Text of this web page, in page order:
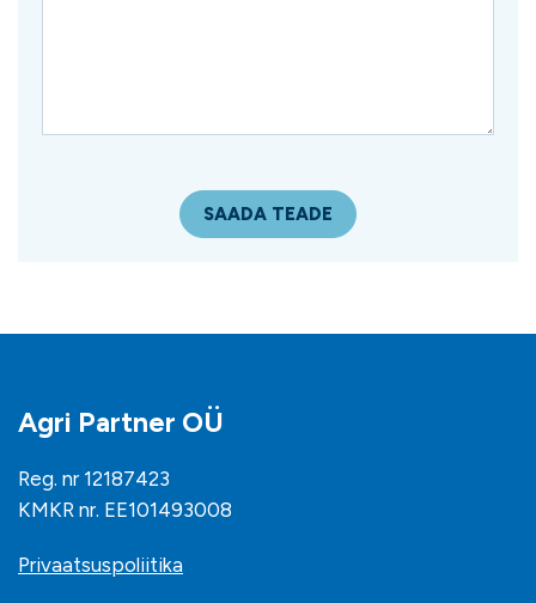
Agri Partner OÜ
Reg. nr 12187423
KMKR nr. EE101493008
Privaatsuspoliitika